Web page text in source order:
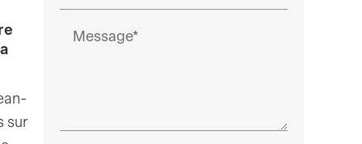
sur
Message*